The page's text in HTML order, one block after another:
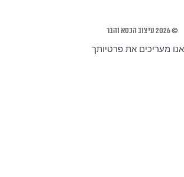
© 2026 עיצוב הכסא והבר
אנו מעריכים את פרטיותך